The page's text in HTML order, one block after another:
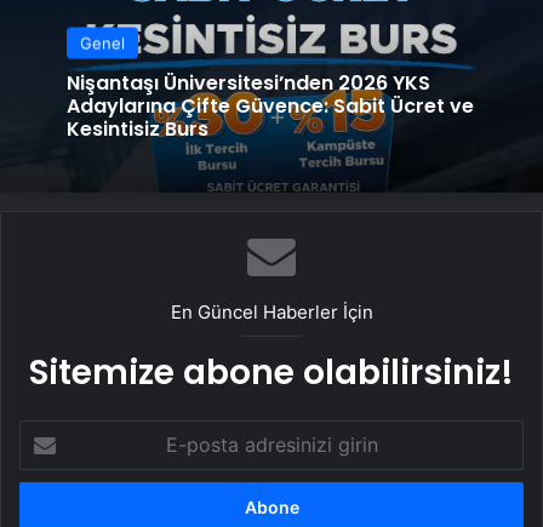
Genel
Nişantaşı Üniversitesi’nden 2026 YKS
Adaylarına Çifte Güvence: Sabit Ücret ve
Kesintisiz Burs
En Güncel Haberler İçin
Sitemize abone olabilirsiniz!
posta
adresinizi